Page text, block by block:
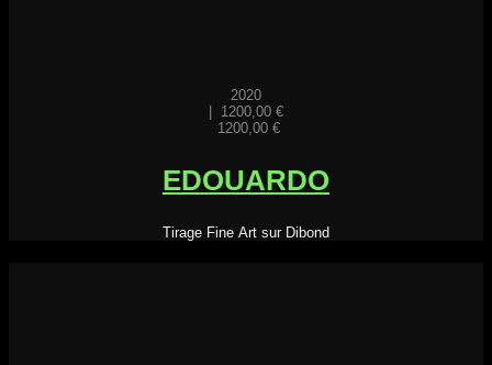
2020
1200,00 €
1200,00 €
EDOUARDO
Tirage Fine Art sur Dibond